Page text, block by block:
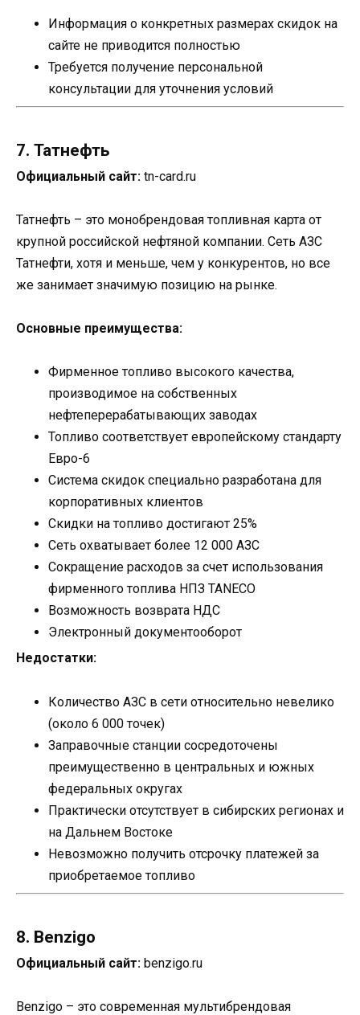
Информация о конкретных размерах скидок на
сайте не приводится полностью
Требуется получение персональной
консультации для уточнения условий
7. Татнефть
Официальный сайт: tn-card.ru
Татнефть – это монобрендовая топливная карта от
крупной российской нефтяной компании. Сеть АЗС
Татнефти, хотя и меньше, чем у конкурентов, но все
же занимает значимую позицию на рынке.
Основные преимущества:
Фирменное топливо высокого качества,
производимое на собственных
нефтеперерабатывающих заводах
Топливо соответствует европейскому стандарту
Евро-6
Система скидок специально разработана для
корпоративных клиентов
Скидки на топливо достигают 25%
Сеть охватывает более 12 000 АЗС
Сокращение расходов за счет использования
фирменного топлива НПЗ TANECO
Возможность возврата НДС
Электронный документооборот
Недостатки:
Количество АЗС в сети относительно невелико
(около 6 000 точек)
Заправочные станции сосредоточены
преимущественно в центральных и южных
федеральных округах
Практически отсутствует в сибирских регионах и
на Дальнем Востоке
Невозможно получить отсрочку платежей за
приобретаемое топливо
8. Benzigo
Официальный сайт: benzigo.ru
Benzigo – это современная мультибрендовая